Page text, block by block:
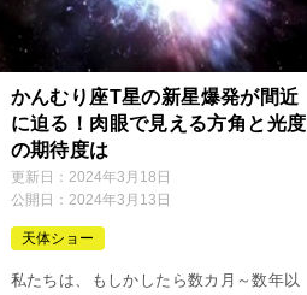
かんむり座T星の新星爆発が間近
に迫る！肉眼で見える方角と光度
の期待度は
更新日： 2024年3月18日
公開日： 2024年3月13日
天体ショー
私たちは、もしかしたら数カ月～数年以